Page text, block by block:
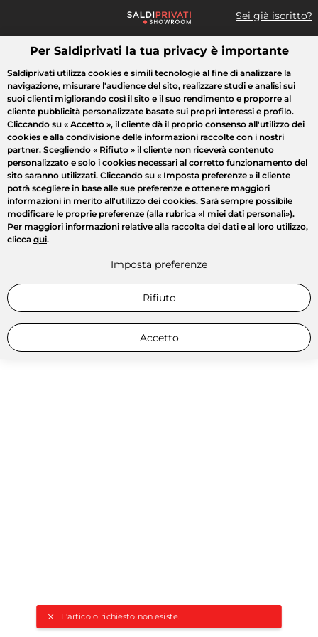
Sei già iscritto?
Cosa cerchi?
L'articolo richiesto non esiste.
Tutte le vendite Moda Casa Bellezza Elettrodomestici
Per Saldiprivati la tua privacy è importante
Saldiprivati utilizza cookies e simili tecnologie al fine di analizzare la
navigazione, misurare l'audience del sito, realizzare studi e analisi sui
suoi clienti migliorando così il sito e il suo rendimento e proporre al
cliente pubblicità personalizzate basate sui propri interessi e profilo.
Cliccando su « Accetto », il cliente dà il proprio consenso all'utilizzo dei
cookies e alla condivisione delle informazioni raccolte con i nostri
partner. Scegliendo « Rifiuto » il cliente non riceverà contenuto
personalizzato e solo i cookies necessari al corretto funzionamento del
sito saranno utilizzati. Cliccando su « Imposta preferenze » il cliente
potrà scegliere in base alle sue preferenze e ottenere maggiori
informazioni in merito all'utilizzo dei cookies. Sarà sempre possibile
modificare le proprie preferenze (alla rubrica «I miei dati personali»).
Per maggiori informazioni relative alla raccolta dei dati e al loro utilizzo,
clicca qui.
Imposta preferenze
Rifiuto
Accetto